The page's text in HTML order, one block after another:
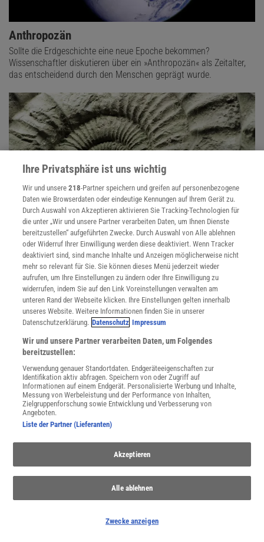
Anthropozän
Sollte die Erdgeschichte eine neue Epoche bekommen?
Wissenschaftler diskutieren über ein »Anthropozän« als Zeitalter,
das entscheidend durch den Menschen geprägt wurde.
Evolution
Evolution findet täglich statt - im Kleinen wie im Großen. Und auch
der Blick in die Vergangenheit ist lohnend, denn die Biologen füllen
immer mehr Lücken im Stammbaum des Lebens.
Ihre Privatsphäre ist uns wichtig
Wir und unsere218-Partner speichern und greifen auf personenbezogene
Daten wie Browserdaten oder eindeutige Kennungen auf Ihrem Gerät zu.
Durch Auswahl von Akzeptieren aktivieren Sie Tracking-Technologien für
die unter „Wir und unsere Partner verarbeiten Daten, um Ihnen Dienste
bereitzustellen“ aufgeführten Zwecke. Durch Auswahl von Alle ablehnen
oder Widerruf Ihrer Einwilligung werden diese deaktiviert. Wenn Tracker
deaktiviert sind, sind manche Inhalte und Anzeigen möglicherweise nicht
mehr so relevant für Sie. Sie können dieses Menü jederzeit wieder
aufrufen, um Ihre Einstellungen zu ändern oder Ihre Einwilligung zu
widerrufen, indem Sie auf den Link Voreinstellungen verwalten am
unteren Rand der Webseite klicken. Ihre Einstellungen gelten innerhalb
unseres Website. Weitere Informationen finden Sie in unserer
Datenschutzerklärung. Datenschutz Impressum
Wir und unsere Partner verarbeiten Daten, um Folgendes
bereitzustellen:
Verwendung genauer Standortdaten. Endgeräteeigenschaften zur
Identifikation aktiv abfragen. Speichern von oder Zugriff auf
Informationen auf einem Endgerät. Personalisierte Werbung und Inhalte,
Messung von Werbeleistung und der Performance von Inhalten,
Zielgruppenforschung sowie Entwicklung und Verbesserung von
Angeboten.
Liste der Partner (Lieferanten)
Akzeptieren
Alle ablehnen
Zwecke anzeigen